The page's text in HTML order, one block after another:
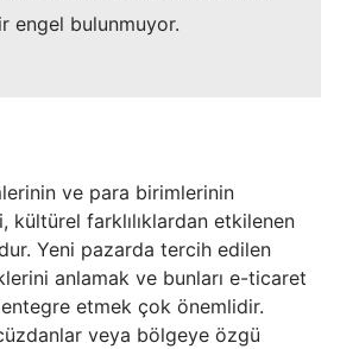
engel bulunmuyor.
ve para birimlerinin
kültürel farklılıklardan etkilenen
Yeni pazarda tercih edilen
anlamak ve bunları e-ticaret
etmek çok önemlidir.
veya bölgeye özgü